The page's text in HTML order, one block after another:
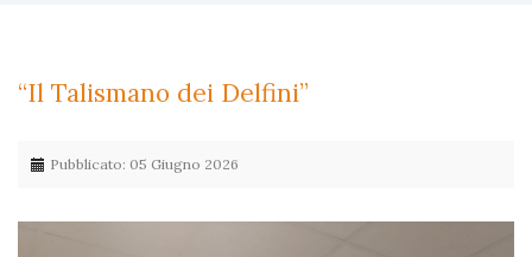
“Il Talismano dei Delfini”
Pubblicato: 05 Giugno 2026